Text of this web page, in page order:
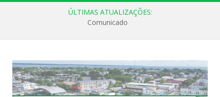
ÚLTIMAS ATUALIZAÇÕES:
Comunicado